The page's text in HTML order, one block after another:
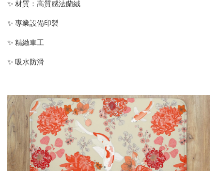
✨ 材質：高質感法蘭絨
✨ 專業設備印製
✨ 精緻車工
✨ 吸水防滑